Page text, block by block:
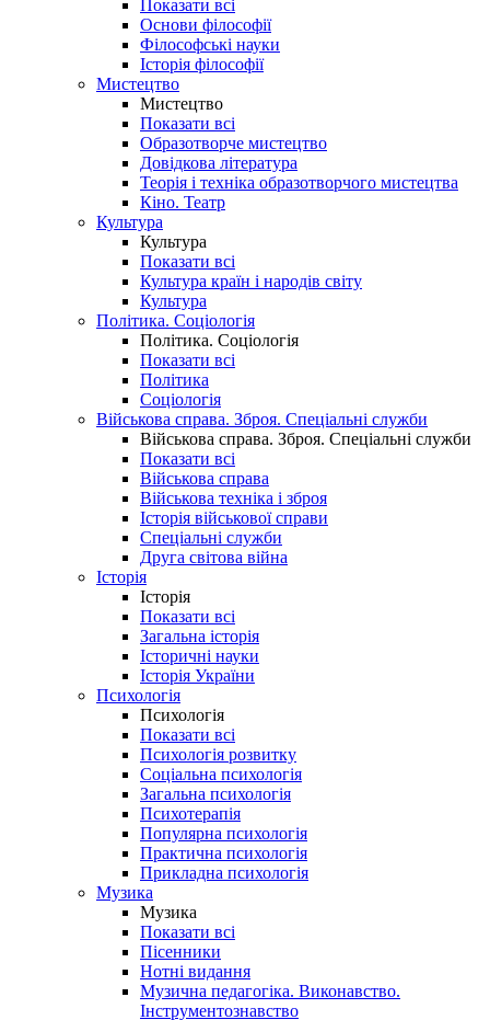
Показати всі
Основи філософії
Філософські науки
Історія філософії
Мистецтво
Мистецтво
Показати всі
Образотворче мистецтво
Довідкова література
Теорія і техніка образотворчого мистецтва
Кіно. Театр
Культура
Культура
Показати всі
Культура країн і народів світу
Культура
Політика. Соціологія
Політика. Соціологія
Показати всі
Політика
Соціологія
Військова справа. Зброя. Спеціальні служби
Військова справа. Зброя. Спеціальні служби
Показати всі
Військова справа
Військова техніка і зброя
Історія військової справи
Спеціальні служби
Друга світова війна
Історія
Історія
Показати всі
Загальна історія
Історичні науки
Історія України
Психологія
Психологія
Показати всі
Психологія розвитку
Соціальна психологія
Загальна психологія
Психотерапія
Популярна психологія
Практична психологія
Прикладна психологія
Музика
Музика
Показати всі
Пісенники
Нотні видання
Музична педагогіка. Виконавство.
Інструментознавство